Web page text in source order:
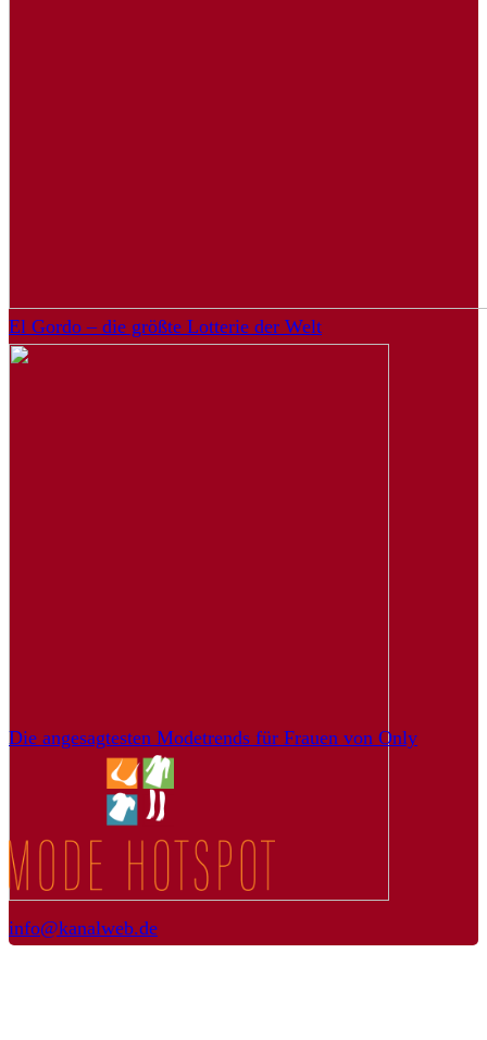
El Gordo – die größte Lotterie der Welt
Die angesagtesten Modetrends für Frauen von Only
info@kanalweb.de